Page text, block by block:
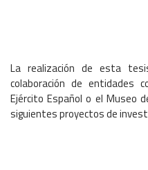
La realización de esta
colaboración de entidades
Ejército Español o el Museo
siguientes proyectos de